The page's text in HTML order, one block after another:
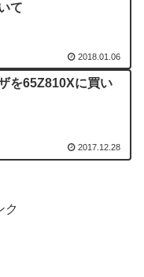
て
2018.01.06
を65Z810Xに買い
2017.12.28
ク